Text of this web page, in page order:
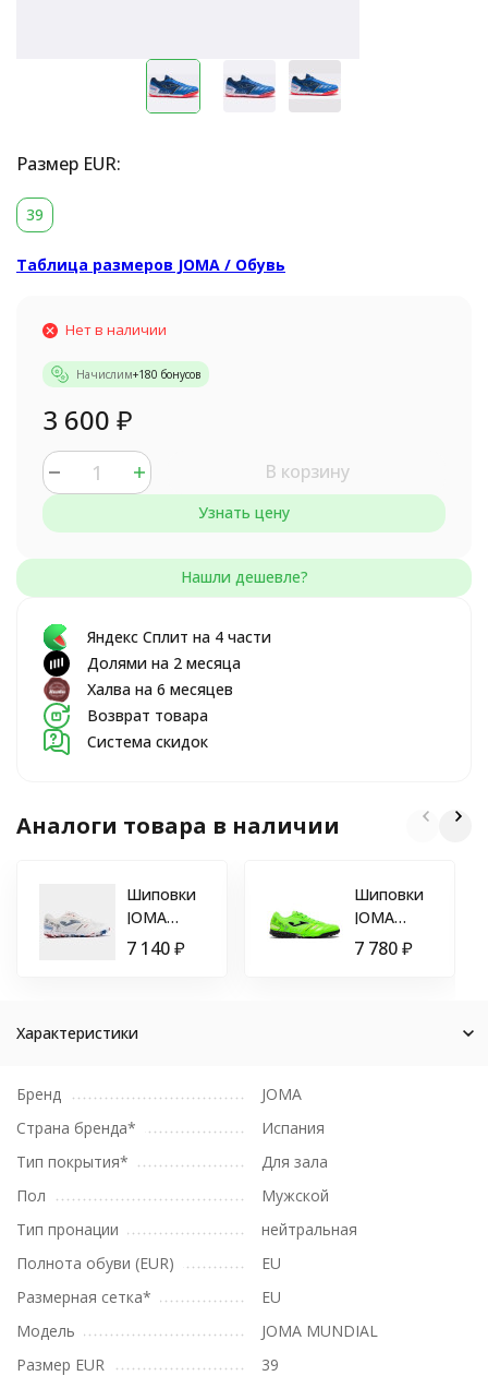
Размер EUR:
39
Таблица размеров JOMA / Обувь
Нет в наличии
Начислим+180 бонусов
3 600 ₽
В корзину
Узнать цену
Яндекс Сплит на 4 части
Долями на 2 месяца
Халва на 6 месяцев
Возврат товара
Система скидок
Аналоги товара в наличии
Шиповки
JOMA
MUNDIAL
7 140₽
Шиповки
JOMA
MUNDIAL
7 780₽
Характеристики
Бренд
JOMA
Страна бренда*
Испания
Тип покрытия*
Для зала
Пол
Мужской
Тип пронации
нейтральная
Полнота обуви (EUR)
EU
Размерная сетка*
EU
Модель
JOMA MUNDIAL
Размер EUR
39